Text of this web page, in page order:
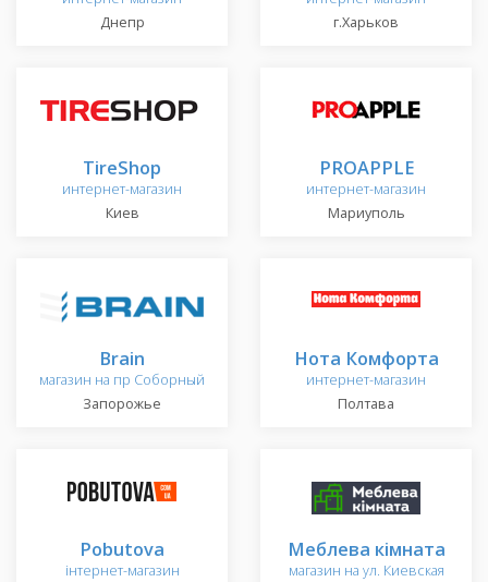
Днепр
г.Харьков
TireShop
интернет-магазин
Киев
PROAPPLE
интернет-магазин
Мариуполь
Brain
магазин на пр Соборный
Запорожье
Нота Комфорта
интернет-магазин
Полтава
Pobutova
інтернет-магазин
Меблева кімната
магазин на ул. Киевская